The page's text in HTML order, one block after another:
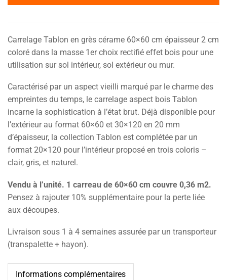
Carrelage Tablon en grès cérame 60×60 cm épaisseur 2 cm
coloré dans la masse 1er choix rectifié effet bois pour une
utilisation sur sol intérieur, sol extérieur ou mur.
Caractérisé par un aspect vieilli marqué par le charme des
empreintes du temps, le carrelage aspect bois Tablon
incarne la sophistication à l’état brut. Déjà disponible pour
l’extérieur au format 60×60 et 30×120 en 20 mm
d’épaisseur, la collection Tablon est complétée par un
format 20×120 pour l’intérieur proposé en trois coloris –
clair, gris, et naturel.
Vendu à l’unité. 1 carreau de 60×60 cm couvre 0,36 m2.
Pensez à rajouter 10% supplémentaire pour la perte liée
aux découpes.
Livraison sous 1 à 4 semaines assurée par un transporteur
(transpalette + hayon).
Informations complémentaires